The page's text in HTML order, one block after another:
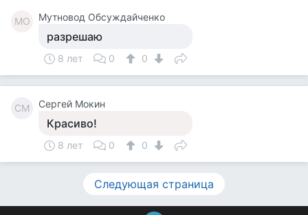
МО Мутновод Обсуждайченко
разрешаю
8 лет 0 0
СМ Сергей Мокин
Красиво!
8 лет 0 0
Следующая страница